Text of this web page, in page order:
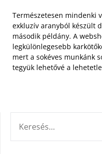
Természetesen mindenki
exkluzív aranyból készült
második példány. A
legkülönlegesebb
mert a sokéves munkánk
tegyük lehetővé a